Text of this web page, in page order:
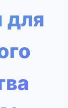
для